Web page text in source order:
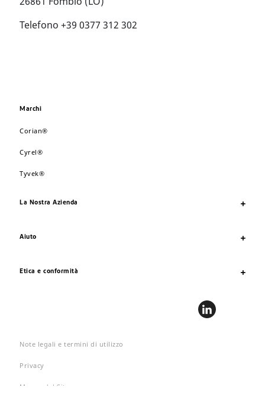
Telefono +39 0377 312 302
Marchi
Corian®
Cyrel®
Tyvek®
La Nostra Azienda
Aiuto
Etica e conformità
Note legali e termini di utilizzo
Privacy
Mappa del Sito